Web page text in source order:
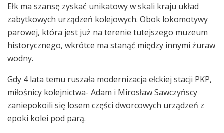
Ełk ma szansę zyskać unikatowy w skali kraju układ
zabytkowych urządzeń kolejowych. Obok lokomotywy
parowej, która jest już na terenie tutejszego muzeum
historycznego, wkrótce ma stanąć między innymi żuraw
wodny.
Gdy 4 lata temu ruszała modernizacja ełckiej stacji PKP,
miłośnicy kolejnictwa- Adam i Mirosław Sawczyńscy
zaniepokoili się losem części dworcowych urządzeń z
epoki kolei pod parą.